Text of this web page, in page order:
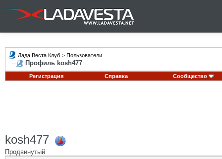
Лада Веста Клуб > Пользователи
Профиль kosh477
Регистрация Справка Сообщество
kosh477
Продвинутый